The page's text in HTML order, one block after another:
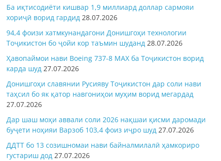
Ба иқтисодиёти кишвар 1,9 миллиард доллар сармояи
хориҷӣ ворид гардид 28.07.2026
94,4 фоизи хатмкунандагони Донишгоҳи технологии
Тоҷикистон бо ҷойи кор таъмин шуданд 28.07.2026
Ҳавопаймои нави Boeing 737-8 MAX ба Тоҷикистон ворид
карда шуд 27.07.2026
Донишгоҳи славянии Русияву Тоҷикистон дар соли нави
таҳсил бо як қатор навгониҳои муҳим ворид мегардад
27.07.2026
Дар шаш моҳи аввали соли 2026 нақшаи қисми даромади
буҷети ноҳияи Варзоб 103,4 фоиз иҷро шуд 27.07.2026
ДДТТ бо 13 созишномаи нави байналмилалӣ ҳамкориро
густариш дод 27.07.2026